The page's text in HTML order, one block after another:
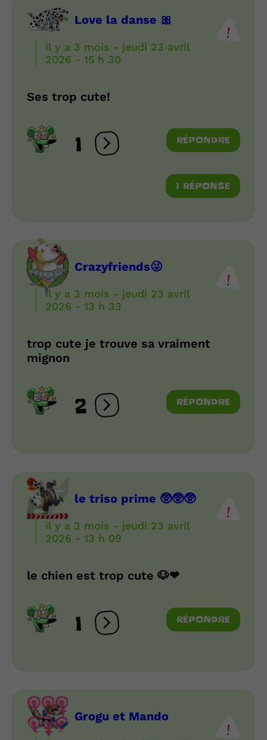
Love la danse 🎀
il y a 3 mois - jeudi 23 avril
2026 - 15 h 30
Ses trop cute!
1 Ouvrir les réactions
RÉPONDRE
1 RÉPONSE
Crazyfriends😜
il y a 3 mois - jeudi 23 avril
2026 - 13 h 33
trop cute je trouve sa vraiment
mignon
2 Ouvrir les réactions
RÉPONDRE
le triso prime 🥸🥸🥸
il y a 3 mois - jeudi 23 avril
2026 - 13 h 09
le chien est trop cute 🐶❤
1 Ouvrir les réactions
RÉPONDRE
Grogu et Mando